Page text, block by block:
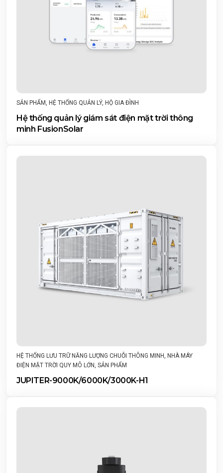
SẢN PHẨM HỆ THỐNG QUẢN LÝ, HỘ GIA ĐÌNH
Hệ thống quản lý giám sát điện mặt trời thông
minh FusionSolar
HỆ THỐNG LƯU TRỮ NĂNG LƯỢNG CHUỖI THÔNG MINH, NHÀ MÁY
ĐIỆN MẶT TRỜI QUY MÔ LỚN, SẢN PHẨM
JUPITER-9000K/6000K/3000K-H1